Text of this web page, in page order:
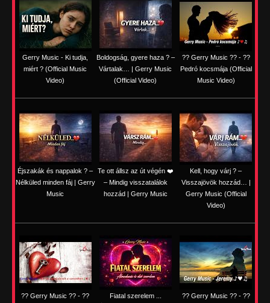
Gerry Music - Ki tudja,
miért ? (Official Music
Video)
Boldogság, gyere haza ? –
Vártalak… | Gerry Music
(Official Video)
?? Gerry Music ?? - ??
Pedró kocsmája (Official
Music Video)
Éjszakák és nappalok ? –
Nélküled minden fáj | Gerry
Music
Te ott állsz az út végén ❤️
– Mindig visszatalálok
hozzád | Gerry Music
Kell, hogy várj ? –
Visszajövök hozzád… |
Gerry Music (Official
Video)
?? Gerry Music ?? - ??
Fiatal szerelem ...
?? Gerry Music ?? - ??